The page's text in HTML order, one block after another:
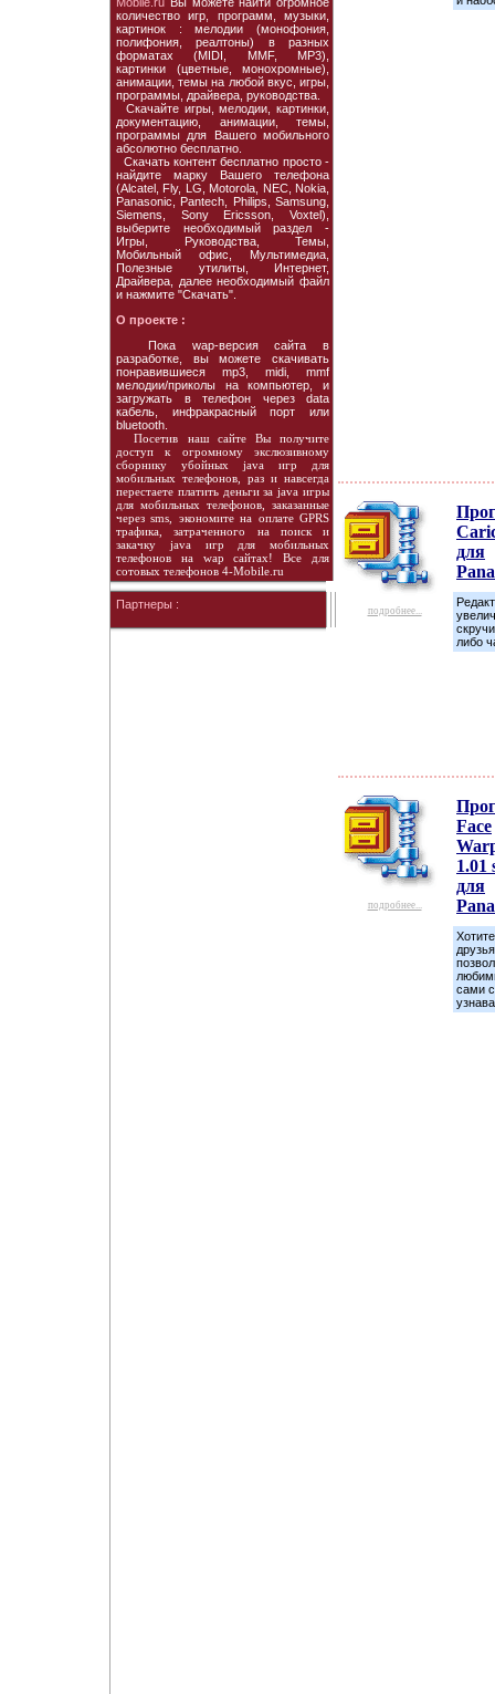
количество игр, программ, музыки,
картинок : мелодии (монофония,
полифония, реалтоны) в разных
форматах (MIDI, MMF, MP3),
картинки (цветные, монохромные),
анимации, темы на любой вкус, игры,
программы, драйвера, руководства.
Скачайте игры, мелодии, картинки,
документацию, анимации, темы,
программы для Вашего мобильного
абсолютно бесплатно.
Скачать контент бесплатно просто -
найдите марку Вашего телефона
(Alcatel, Fly, LG, Motorola, NEC, Nokia,
Panasonic, Pantech, Philips, Samsung,
Siemens, Sony Ericsson, Voxtel),
выберите необходимый раздел -
Игры, Руководства, Темы,
Мобильный офис, Мультимедиа,
Полезные утилиты, Интернет,
Драйвера, далее необходимый файл
и нажмите "Скачать".
О проекте :
Пока wap-версия сайта в
разработке, вы можете скачивать
понравившиеся mp3, midi, mmf
мелодии/приколы на компьютер, и
загружать в телефон через data
кабель, инфракрасный порт или
bluetooth.
Посетив наш сайте Вы получите
доступ к огромному экслюзивному
сборнику убойных java игр для
мобильных телефонов, раз и навсегда
перестаете платить деньги за java игры
для мобильных телефонов, заказанные
через sms, экономите на оплате GPRS
трафика, затраченного на поиск и
закачку java игр для мобильных
телефонов на wap сайтах! Все для
сотовых телефонов 4-Mobile.ru
Партнеры : подробнее...
для
либо
подробнее...
Face
1.01
для
сами